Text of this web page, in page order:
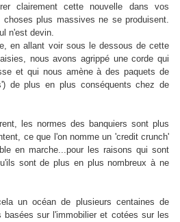
clairement cette nouvelle dans vos
plus massives ne se produisent.
n'est devin.
en allant voir sous le dessous de cette
nous avons agrippé une corde qui
et qui nous amène à des paquets de
de plus en plus conséquents chez de
les normes des banquiers sont plus
ce que l'on nomme un 'credit crunch'
en marche...pour les raisons qui sont
sont de plus en plus nombreux à ne
un océan de plusieurs centaines de
basées sur l'immobilier et cotées sur les